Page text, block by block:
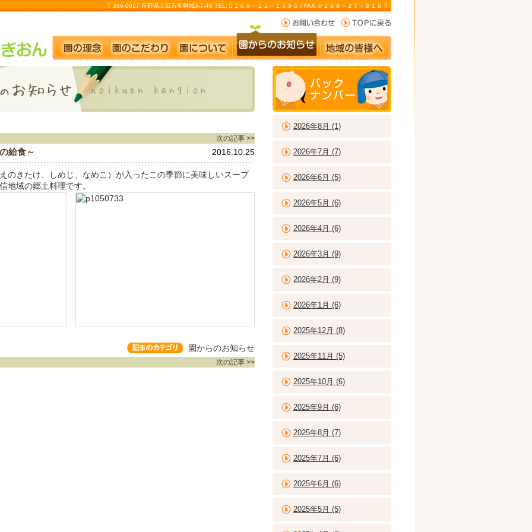
〒386-0027 長野県上田市常磐城3-7-48 TEL:０２６８－２２－１５９５ / FAX:０２６８－２７－６１５７
次の記事 >>
給食～ 2016.10.25
のきたけ、しめじ、なめこ）が入ったこの季節に美味しいスープ
地域の郷土料理です。
園からのお知らせ
次の記事 >>
2026年8月 (1)
2026年7月 (7)
2026年6月 (5)
2026年5月 (6)
2026年4月 (6)
2026年3月 (9)
2026年2月 (9)
2026年1月 (6)
2025年12月 (8)
2025年11月 (5)
2025年10月 (6)
2025年9月 (6)
2025年8月 (7)
2025年7月 (6)
2025年6月 (6)
2025年5月 (5)